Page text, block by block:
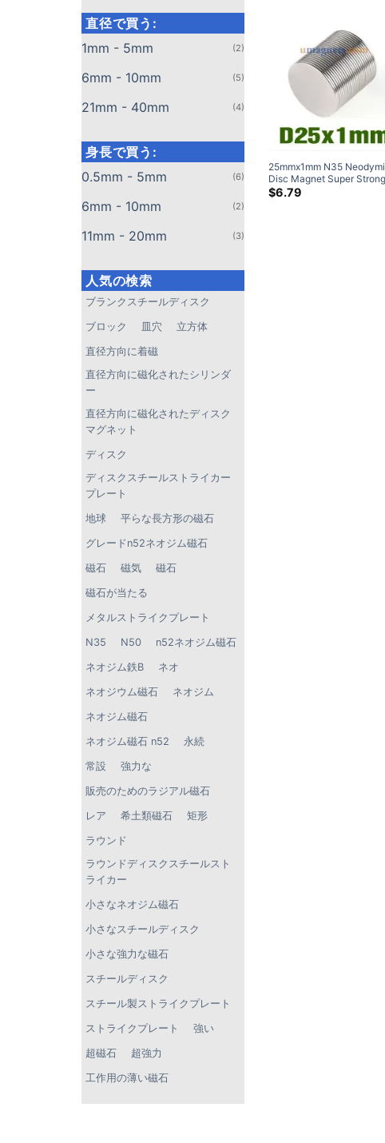
直径で買う:
1mm - 5mm
(2)
6mm - 10mm (5)
21mm - 40mm (4)
身長で買う:
0.5mm - 5mm
(6)
6mm - 10mm (2)
11mm - 20mm (3)
人気の検索
ブランクスチールディスク
ブロック 皿穴 立方体
直径方向に着磁
直径方向に磁化されたシリンダ
ー
直径方向に磁化されたディスク
マグネット
ディスク
ディスクスチールストライカー
プレート
地球 平らな長方形の磁石
グレードn52ネオジム磁石
磁石 磁気 磁石
磁石が当たる
メタルストライクプレート
N35 N50 n52ネオジム磁石
ネオジム鉄B ネオ
ネオジウム磁石 ネオジム
ネオジム磁石
ネオジム磁石 n52 永続
常設 強力な
販売のためのラジアル磁石
レア 希土類磁石 矩形
ラウンド
ラウンドディスクスチールスト
ライカー
小さなネオジム磁石
小さなスチールディスク
小さな強力な磁石
スチールディスク
スチール製ストライクプレート
ストライクプレート 強い
超磁石 超強力
工作用の薄い磁石
25mmx1mm N35
Disc Magnet Super Strong
Rare Earth Round Magnets
$6.79